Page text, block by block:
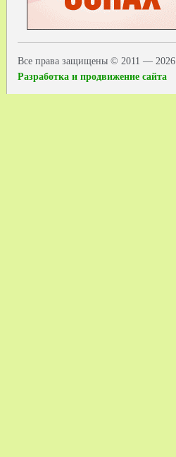
Все права защищены © 2011 — 2026
Разработка и продвижение сайта